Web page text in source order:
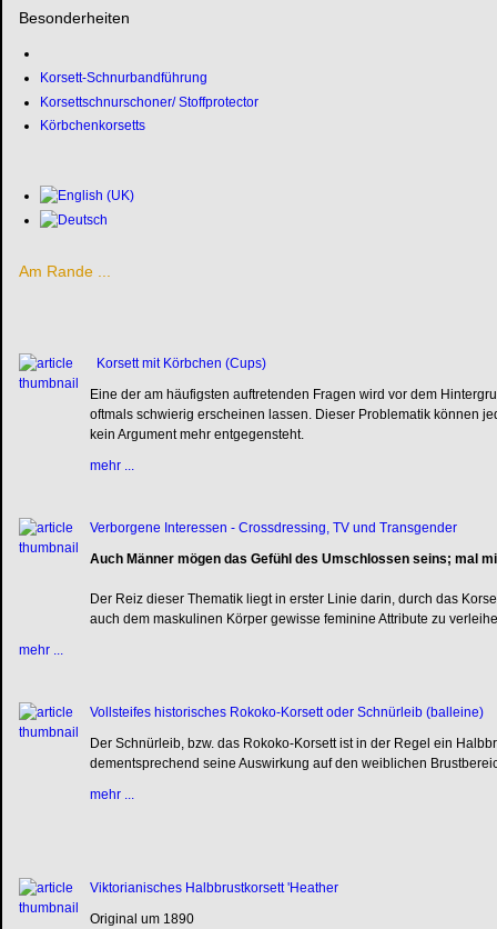
Besonderheiten
Korsett-Schnurbandführung
Korsettschnurschoner/ Stoffprotector
Körbchenkorsetts
Am Rande ...
Korsett mit Körbchen (Cups)
Eine der am häufigsten auftretenden Fragen wird vor dem
oftmals schwierig erscheinen lassen. Dieser Problematik können
kein Argument mehr entgegensteht.
mehr ...
Verborgene Interessen - Crossdressing, TV und Transgender
Auch Männer mögen das Gefühl des Umschlossen seins; mal
Der Reiz dieser Thematik liegt in erster Linie darin, durch das
auch dem maskulinen Körper gewisse feminine Attribute zu
mehr ...
Vollsteifes historisches Rokoko-Korsett oder Schnürleib (balleine)
Der Schnürleib, bzw. das Rokoko-Korsett ist in der Regel ein
dementsprechend seine Auswirkung auf den weiblichen
mehr ...
Viktorianisches Halbbrustkorsett 'Heather
Original um 1890